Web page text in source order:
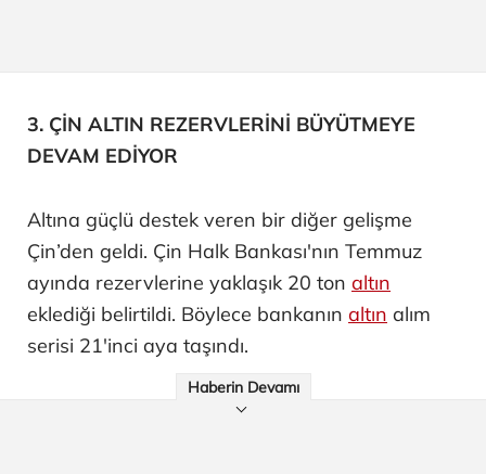
3. ÇİN ALTIN REZERVLERİNİ BÜYÜTMEYE
DEVAM EDİYOR
Altına güçlü destek veren bir diğer gelişme
Çin’den geldi. Çin Halk Bankası'nın Temmuz
ayında rezervlerine yaklaşık 20 ton altın
eklediği belirtildi. Böylece bankanın altın alım
serisi 21'inci aya taşındı.
Haberin Devamı